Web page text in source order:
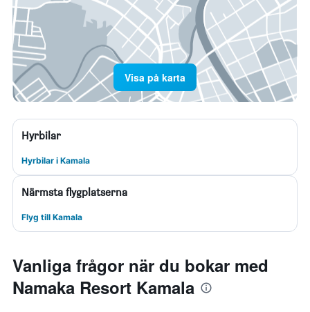
Visa på karta
Hyrbilar
Hyrbilar i Kamala
Närmsta flygplatserna
Flyg till Kamala
Vanliga frågor när du bokar med
Namaka Resort Kamala